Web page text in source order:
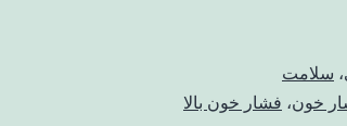
، سلامت
خون، فشار خون بالا